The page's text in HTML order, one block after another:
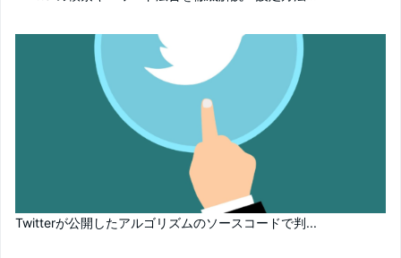
Twitterが公開したアルゴリズムのソースコードで判...